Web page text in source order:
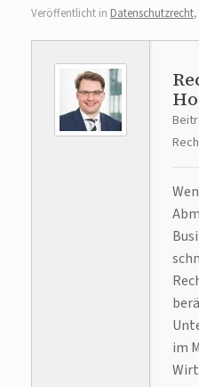
Veröffentlicht in Datenschutzrecht,
im